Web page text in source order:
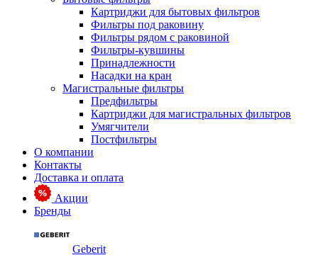
Картриджи для бытовых фильтров
Фильтры под раковину
Фильтры рядом с раковиной
Фильтры-кувшины
Принадлежности
Насадки на кран
Магистральные фильтры
Предфильтры
Картриджи для магистральных фильтров
Умягчители
Постфильтры
О компании
Контакты
Доставка и оплата
Акции
Бренды
Geberit